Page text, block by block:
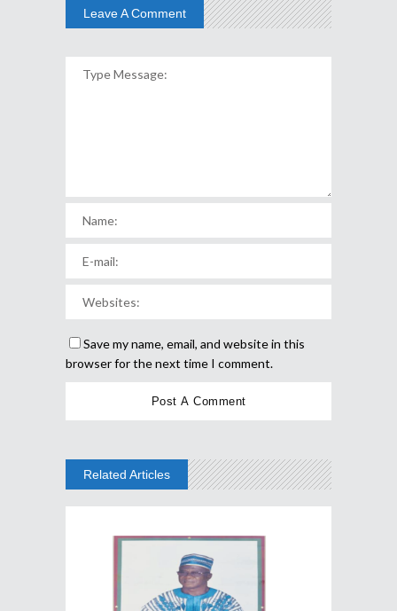
Leave A Comment
Save my name, email, and website in this
browser for the next time I comment.
Related Articles